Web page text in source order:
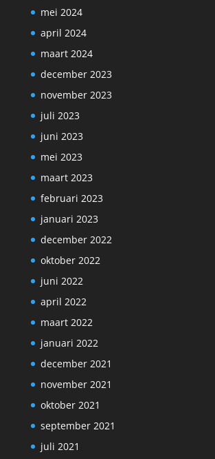
mei 2024
april 2024
maart 2024
december 2023
november 2023
juli 2023
juni 2023
mei 2023
maart 2023
februari 2023
januari 2023
december 2022
oktober 2022
juni 2022
april 2022
maart 2022
januari 2022
december 2021
november 2021
oktober 2021
september 2021
juli 2021